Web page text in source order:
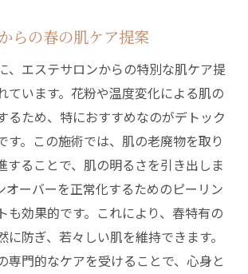
らの春の肌ケア提案
、エステサロンからの特別な肌ケア提
ています。花粉や温度変化による肌の
るため、特におすすめなのがデトック
す。この施術では、肌の老廃物を取り
することで、肌の明るさを引き出しま
オーバーを正常化するためのピーリン
も効果的です。これにより、春特有の
に防ぎ、若々しい肌を維持できます。
専門的なケアを受けることで、心身と